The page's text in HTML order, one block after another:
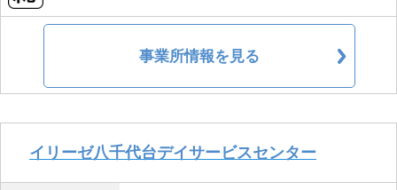
事業所情報を見る
イリーゼ八千代台デイサービスセンター